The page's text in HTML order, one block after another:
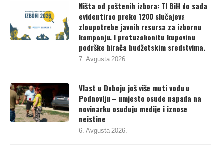
Ništa od poštenih izbora: TI BiH do sada
evidentirao preko 1200 slučajeva
zloupotrebe javnih resursa za izbornu
kampanju. I protuzakonitu kupovinu
podrške birača budžetskim sredstvima.
7. Avgusta 2026.
Vlast u Doboju još više muti vodu u
Podnovlju – umjesto osude napada na
novinarku osuđuju medije i iznose
neistine
6. Avgusta 2026.